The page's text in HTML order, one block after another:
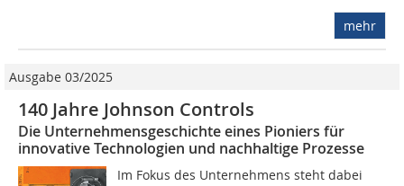
mehr
Ausgabe 03/2025
140 Jahre Johnson Controls
Die Unternehmensgeschichte eines Pioniers für
innovative Technologien und nachhaltige Prozesse
Im Fokus des Unternehmens steht dabei